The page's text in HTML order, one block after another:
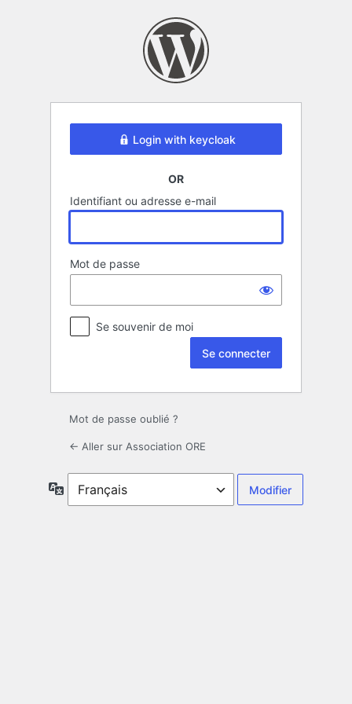
Login with keycloak
OR
Identifiant ou adresse e-mail
Mot de passe
Se souvenir de moi
Mot de passe oublié ?
← Aller sur Association ORE
Langue